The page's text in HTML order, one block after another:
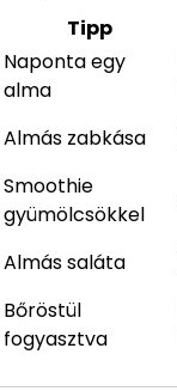
Tipp
Naponta egy
alma
Almás zabkása
Smoothie
gyümölcsökkel
Almás saláta
Bőröstül
fogyasztva